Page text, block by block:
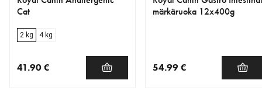
Cat
2 kg 4 kg
41.90 €
märkäruoka 12x400g
54.99 €